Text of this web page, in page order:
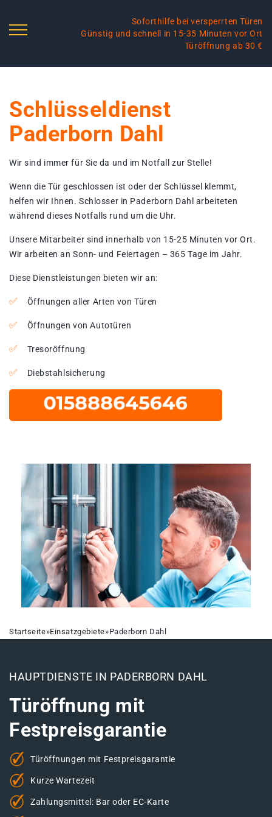
Soforthilfe bei versperrten Türen
Günstig und schnell in 15-35 Minuten vor Ort
Türöffnung ab 30 €
Schlüsseldienst
Paderborn Dahl
Wir sind immer für Sie da und im Notfall zur Stelle!
Wenn die Tür geschlossen ist oder der Schlüssel klemmt,
helfen wir Ihnen. Schlosser in Paderborn Dahl arbeiteten
während dieses Notfalls rund um die Uhr.
Unsere Mitarbeiter sind innerhalb von 15-25 Minuten vor Ort.
Wir arbeiten an Sonn- und Feiertagen – 365 Tage im Jahr.
Diese Dienstleistungen bieten wir an:
Öffnungen aller Arten von Türen
Öffnungen von Autotüren
Tresoröffnung
Diebstahlsicherung
Startseite»Einsatzgebiete»Paderborn Dahl
HAUPTDIENSTE IN PADERBORN DAHL
Türöffnung mit
Festpreisgarantie
Türöffnungen mit Festpreisgarantie
Kurze Wartezeit
Zahlungsmittel: Bar oder EC-Karte